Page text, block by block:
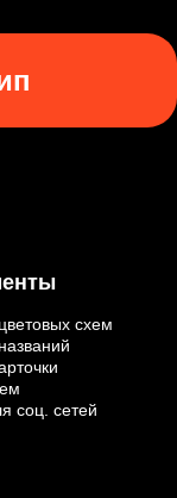
схем
соц. сетей